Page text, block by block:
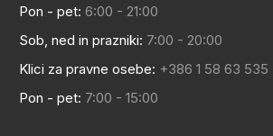
Pon - pet: 6:00 - 21:00
Sob, ned in prazniki: 7:00 - 20:00
Klici za pravne osebe: +386 1 58 63 535
Pon - pet: 7:00 - 15:00